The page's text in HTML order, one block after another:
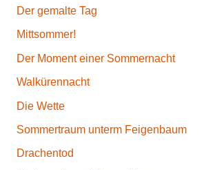
Der gemalte Tag
Mittsommer!
Der Moment einer Sommernacht
Walkürennacht
Die Wette
Sommertraum unterm Feigenbaum
Drachentod